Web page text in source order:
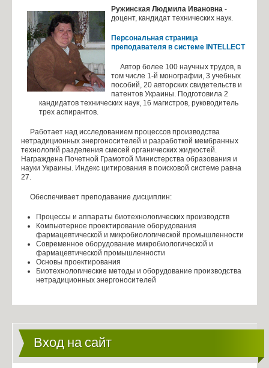
Гордость кафедры
Моделлирование в ANSYS и Comsol multiphysics
Инжиниринг в КОМПАС-3D и SolidWorks
Гордость кафедры
Наука
Научная работа
Лауреаты грантов
Лауреаты премий
Выпускники кафедры, которые защитили кандидатские
Студент
Индивидуальные планы магистров
Преддипломная практика
Правила приема на 5 курс
Ружинская Людмила Ивановна -
доцент, кандидат технических наук.
Персональная страница
преподавателя в системе INTELLECT
Автор более 100 научных трудов, в
том числе 1-й монографии, 3 учебных
пособий, 20 авторских свидетельств и
патентов Украины. Подготовила 2
кандидатов технических наук, 16 магистров, руководитель
трех аспирантов.
Работает над исследованием процессов производства
нетрадиционных энергоносителей и разработкой мембранных
технологий разделения смесей органических жидкостей.
Награждена Почетной Грамотой Министерства образования и
науки Украины. Индекс цитирования в поисковой системе равна
27.
Обеспечивает преподавание дисциплин:
Процессы и аппараты биотехнологических производств
Компьютерное проектирование оборудования
фармацевтической и микробиологической промышленности
Современное оборудование микробиологической и
фармацевтической промышленности
Основы проектирования
Биотехнологические методы и оборудование производства
нетрадиционных энергоносителей
Вход на сайт